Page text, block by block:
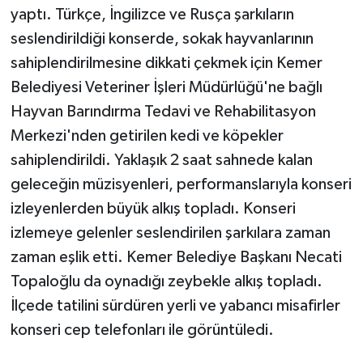
yaptı. Türkçe, İngilizce ve Rusça şarkıların
seslendirildiği konserde, sokak hayvanlarının
sahiplendirilmesine dikkati çekmek için Kemer
Belediyesi Veteriner İşleri Müdürlüğü'ne bağlı
Hayvan Barındırma Tedavi ve Rehabilitasyon
Merkezi'nden getirilen kedi ve köpekler
sahiplendirildi. Yaklaşık 2 saat sahnede kalan
geleceğin müzisyenleri, performanslarıyla konseri
izleyenlerden büyük alkış topladı. Konseri
izlemeye gelenler seslendirilen şarkılara zaman
zaman eşlik etti. Kemer Belediye Başkanı Necati
Topaloğlu da oynadığı zeybekle alkış topladı.
İlçede tatilini sürdüren yerli ve yabancı misafirler
konseri cep telefonları ile görüntüledi.